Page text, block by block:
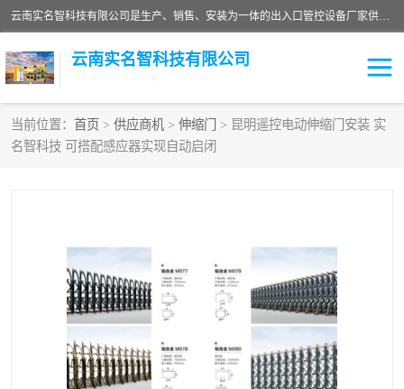
云南实名智科技有限公司是生产、销售、安装为一体的出入口管控设备厂家供应商。主营:电动伸缩门、道闸、广告道闸、重型空降闸、车牌识别、门禁通道、升降柱、岗亭、旗杆等智能设备。主营产品: 电动伸缩门,道闸门禁,车牌识别 生产、销售、安装为一体的出入口管控设备厂家源头供应商。
云南实名智科技有限公司
当前位置： 首页 > 供应商机 > 伸缩门
> 昆明遥控电动伸缩门安装 实
名智科技 可搭配感应器实现自动启闭
车牌识别门系列
升降门系列 通道闸系列
小门系列 伸缩门